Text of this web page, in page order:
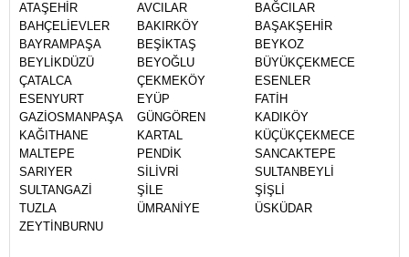
ATAŞEHİR
AVCILAR
BAĞCILAR
BAHÇELİEVLER
BAKIRKÖY
BAŞAKŞEHİR
BAYRAMPAŞA
BEŞİKTAŞ
BEYKOZ
BEYLİKDÜZÜ
BEYOĞLU
BÜYÜKÇEKMECE
ÇATALCA
ÇEKMEKÖY
ESENLER
ESENYURT
EYÜP
FATİH
GAZİOSMANPAŞA
GÜNGÖREN
KADIKÖY
KAĞITHANE
KARTAL
KÜÇÜKÇEKMECE
MALTEPE
PENDİK
SANCAKTEPE
SARIYER
SİLİVRİ
SULTANBEYLİ
SULTANGAZİ
ŞİLE
ŞİŞLİ
TUZLA
ÜMRANİYE
ÜSKÜDAR
ZEYTİNBURNU